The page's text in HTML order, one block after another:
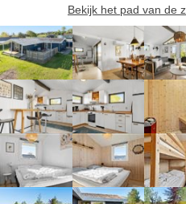
Bekijk het pad van de